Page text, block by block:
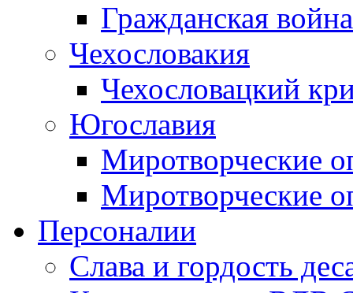
Гражданская
Чехословакия
Чехословацкий
Югославия
Миротворческие
Миротворческие
Персоналии
Слава и гордость